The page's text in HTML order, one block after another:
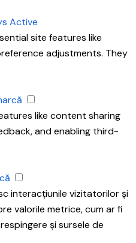
Active
site features like
adjustments. They
like content sharing
and enabling third-
interacțiunile vizitatorilor și
valorile metrice, cum ar fi
și sursele de